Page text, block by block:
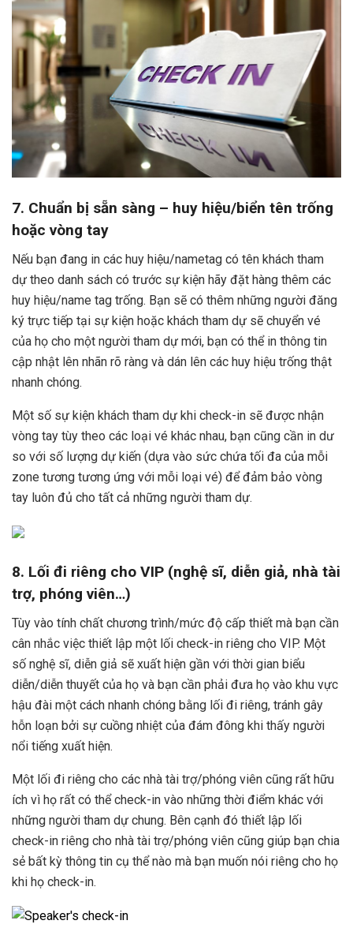
7. Chuẩn bị sẵn sàng – huy hiệu/biển tên trống
hoặc vòng tay
Nếu bạn đang in các huy hiệu/nametag có tên khách tham
dự theo danh sách có trước sự kiện hãy đặt hàng thêm các
huy hiệu/name tag trống. Bạn sẽ có thêm những người đăng
ký trực tiếp tại sự kiện hoặc khách tham dự sẽ chuyển vé
của họ cho một người tham dự mới, bạn có thể in thông tin
cập nhật lên nhãn rõ ràng và dán lên các huy hiệu trống thật
nhanh chóng.
Một số sự kiện khách tham dự khi check-in sẽ được nhận
vòng tay tùy theo các loại vé khác nhau, bạn cũng cần in dư
so với số lượng dự kiến (dựa vào sức chứa tối đa của mỗi
zone tương tương ứng với mỗi loại vé) để đảm bảo vòng
tay luôn đủ cho tất cả những người tham dự.
8. Lối đi riêng cho VIP (nghệ sĩ, diễn giả, nhà tài
trợ, phóng viên…)
Tùy vào tính chất chương trình/mức độ cấp thiết mà bạn cần
cân nhắc việc thiết lập một lối check-in riêng cho VIP. Một
số nghệ sĩ, diễn giả sẽ xuất hiện gần với thời gian biểu
diễn/diễn thuyết của họ và bạn cần phải đưa họ vào khu vực
hậu đài một cách nhanh chóng bằng lối đi riêng, tránh gây
hỗn loạn bởi sự cuồng nhiệt của đám đông khi thấy người
nổi tiếng xuất hiện.
Một lối đi riêng cho các nhà tài trợ/phóng viên cũng rất hữu
ích vì họ rất có thể check-in vào những thời điểm khác với
những người tham dự chung. Bên cạnh đó thiết lập lối
check-in riêng cho nhà tài trợ/phóng viên cũng giúp bạn chia
sẻ bất kỳ thông tin cụ thể nào mà bạn muốn nói riêng cho họ
khi họ check-in.